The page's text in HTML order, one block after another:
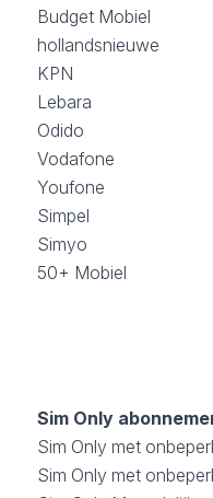
Budget Mobiel
hollandsnieuwe
KPN
Lebara
Odido
Vodafone
Youfone
Simpel
Simyo
50+ Mobiel
Sim Only
Sim Only met
Sim Only met